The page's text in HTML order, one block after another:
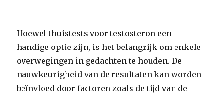
Hoewel thuistests voor testosteron een
handige optie zijn, is het belangrijk om enkele
overwegingen in gedachten te houden. De
nauwkeurigheid van de resultaten kan worden
beïnvloed door factoren zoals de tijd van de